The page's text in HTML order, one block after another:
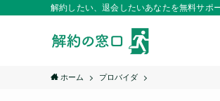
解約したい、退会したいあなたを無料サポ
ホーム プロバイダ